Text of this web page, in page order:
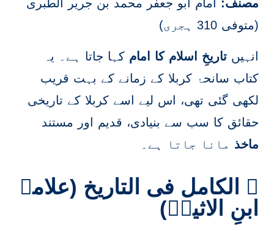
مصنف: امام ابو جعفر محمد بن جریر الطبری
(متوفی 310 ہجری)
انہیں تاریخِ اسلام کا امام کہا جاتا ہے۔ یہ
کتاب سانحۂ کربلا کے زمانے کے بہت قریب
لکھی گئی تھی، اس لیے اسے کربلا کے تاریخی
حقائق کا سب سے بنیادی، قدیم اور مستند
ماخذ مانا جاتا ہے۔
۔ الکامل فی التاریخ (علامہ
ابنِ الاثیرؒ)